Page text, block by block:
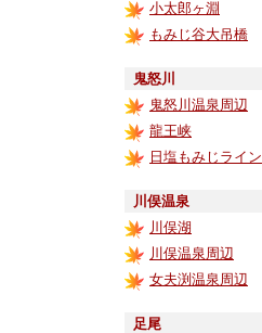
小太郎ヶ淵
もみじ谷大吊橋
鬼怒川
鬼怒川温泉周辺
龍王峡
日塩もみじライン
川俣温泉
川俣湖
川俣温泉周辺
女夫渕温泉周辺
足尾